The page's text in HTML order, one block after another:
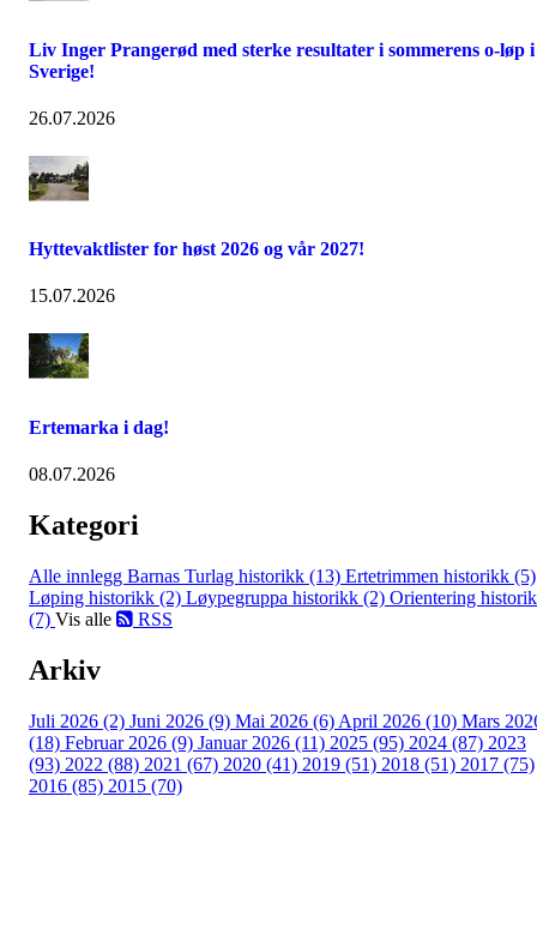
Liv Inger Prangerød med sterke resultater i sommerens o-løp i
Sverige!
26.07.2026
Hyttevaktlister for høst 2026 og vår 2027!
15.07.2026
Ertemarka i dag!
08.07.2026
Kategori
Alle innlegg Barnas Turlag historikk (13) Ertetrimmen historikk (5)
Løping historikk (2) Løypegruppa historikk (2) Orientering
(7) Vis alle RSS
Arkiv
Juli 2026 (2) Juni 2026 (9) Mai 2026 (6) April 2026 (10) Mars
(18) Februar 2026 (9) Januar 2026 (11) 2025 (95) 2024 (87) 2023
(93) 2022 (88) 2021 (67) 2020 (41) 2019 (51) 2018 (51) 2017 (75)
2016 (85) 2015 (70)